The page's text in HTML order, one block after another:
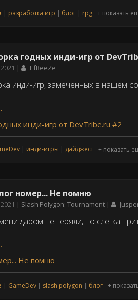
разработка игр блог rpg + показать
годных инди-игр от
EfReeZe
инди-игр, замеченных в нашем
инди-игры дайджест + показать
номер... Не помню
Slash Polygon: Tournament
даром не теряли, но слегка
GameDev slash polygon блог +